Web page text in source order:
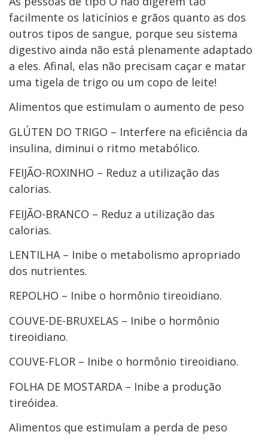
facilmente os laticínios e grãos quanto as dos
outros tipos de sangue, porque seu sistema
digestivo ainda não está plenamente adaptado
a eles. Afinal, elas não precisam caçar e matar
uma tigela de trigo ou um copo de leite!
Alimentos que estimulam o aumento de peso
GLÚTEN DO TRIGO – Interfere na eficiência da
insulina, diminui o ritmo metabólico.
FEIJÃO-ROXINHO – Reduz a utilização das
calorias.
FEIJÃO-BRANCO – Reduz a utilização das
calorias.
LENTILHA – Inibe o metabolismo apropriado
dos nutrientes.
REPOLHO – Inibe o hormônio tireoidiano.
COUVE-DE-BRUXELAS – Inibe o hormônio
tireoidiano.
COUVE-FLOR – Inibe o hormônio tireoidiano.
FOLHA DE MOSTARDA – Inibe a produção
tireóidea.
Alimentos que estimulam a perda de peso